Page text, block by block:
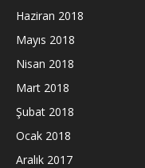
Haziran 2018
Mayıs 2018
Nisan 2018
Mart 2018
Şubat 2018
Ocak 2018
Aralık 2017